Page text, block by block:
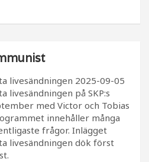
livesändningen 2025-09-05
livesändningen på SKP:s
med Victor och Tobias
innehåller många
frågor. Inlägget
livesändningen dök först